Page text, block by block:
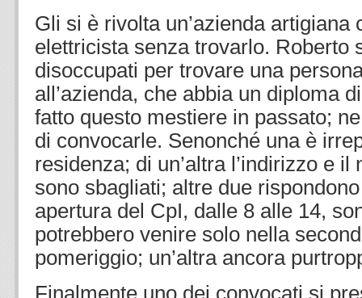
Gli si è rivolta un’azienda artigiana
elettricista senza trovarlo. Roberto
disoccupati per trovare una
all’azienda, che abbia un diploma
fatto questo mestiere in passato;
di convocarle. Senonché una è
residenza; di un’altra l’indirizzo e il
sono sbagliati; altre due
apertura del CpI, dalle 8 alle 14,
potrebbero venire solo nella
pomeriggio; un’altra ancora
Finalmente uno dei convocati si